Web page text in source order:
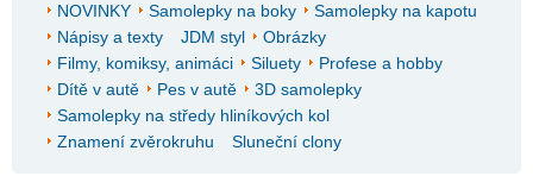
NOVINKY Samolepky na boky
Samolepky na kapotu
Nápisy a texty
JDM styl
Obrázky
Filmy, komiksy, animáci
Siluety
Profese a hobby
Dítě v autě
Pes v autě
3D samolepky
Samolepky na středy hliníkových kol
Znamení zvěrokruhu
Sluneční clony